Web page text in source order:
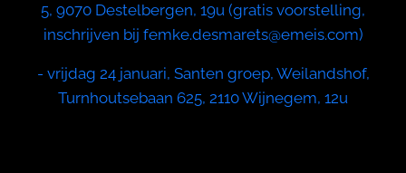
5, 9070 Destelbergen, 19u (gratis voorstelling,
inschrijven bij femke.desmarets@emeis.com)
- vrijdag 24 januari, Santen groep, Weilandshof,
Turnhoutsebaan 625, 2110 Wijnegem, 12u